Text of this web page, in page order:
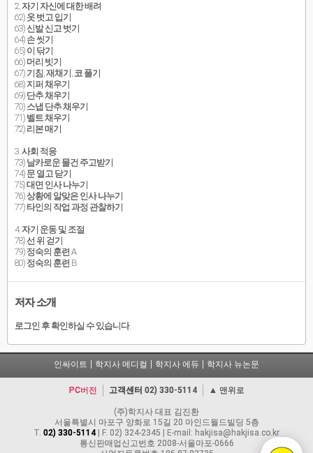
2. 자기 자신에 대한 배려
62) 옷 벗고 입기
63) 신발 신고 벗기
64) 손 씻기
65) 이 닦기
66) 머리 빗기
67) 기침, 재채기, 코 풀기
68) 지퍼 채우기
69) 단추 채우기
70) 스냅 단추 채우기
71) 벨트 채우기
72) 리본 매기
3. 사회 적응
73) 날카로운 물건 주고받기
74) 문 열고 닫기
75) 대면 인사 나누기
76) 상황에 알맞은 인사 나누기
77) 타인의 작업 과정 관찰하기
4. 자기 운동 및 조절
78) 선 위 걷기
79) 정숙의 훈련 A
80) 정숙의 훈련 B
저자 소개
로그인 후 확인하실 수 있습니다.
인싸이트 학지사 메디컬 학지사 에듀 학지사 뉴논문
PC버전 고객센터 02) 330-5114 ▲ 맨위로
(주)학지사 대표 김진환
서울특별시 마포구 양화로 15길 20 마인드월드빌딩 5층
T. 02) 330-5114 | F. 02) 324-2345 | E-mail: hakjisa@hakjisa.co.kr
통신판매업신고번호 2008-서울마포-0666